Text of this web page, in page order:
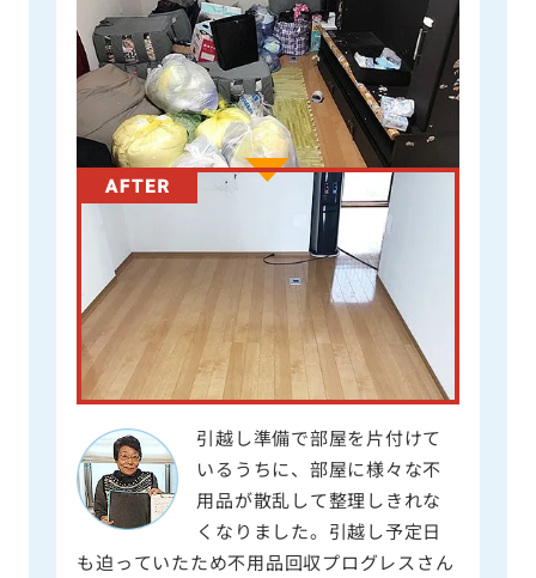
引越し準備で部屋を片付けて
いるうちに、部屋に様々な不
用品が散乱して整理しきれな
くなりました。引越し予定日
も迫っていたため不用品回収プログレスさん